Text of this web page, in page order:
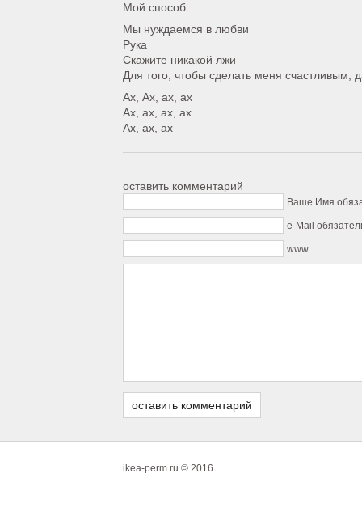
Мой способ
Мы нуждаемся в любви
Рука
Скажите никакой лжи
Для того, чтобы сделать меня счастливым,
Ах, Ах, ах, ах
Ах, ах, ах, ах
Ах, ах, ах
оставить комментарий
Ваше Имя
e-Mail
www
ikea-perm.ru © 2016